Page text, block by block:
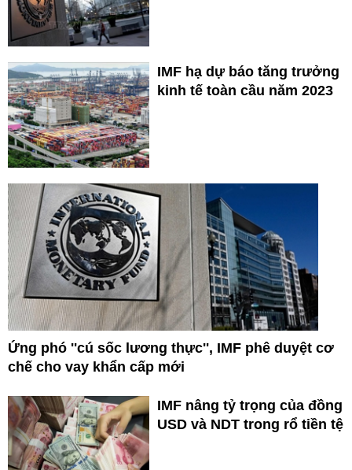
IMF hạ dự báo tăng trưởng
kinh tế toàn cầu năm 2023
Ứng phó ''cú sốc lương thực'', IMF phê duyệt cơ
chế cho vay khẩn cấp mới
IMF nâng tỷ trọng của đồng
USD và NDT trong rổ tiền tệ